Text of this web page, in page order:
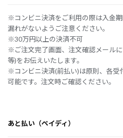
※コンビニ決済をご利用の際は入金
漏れがないようご注意ください。
※30万円以上の決済不可
※ご注文完了画面、注文確認メール
等)をお伝えいたします。
※コンビニ決済(前払い)は原則、各受
可能です。注文時ご確認ください。
あと払い（ペイディ）